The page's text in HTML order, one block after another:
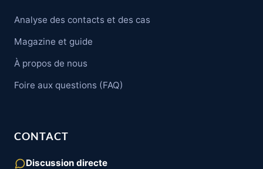
Analyse des contacts et des cas
Magazine et guide
À propos de nous
Foire aux questions (FAQ)
CONTACT
Discussion directe